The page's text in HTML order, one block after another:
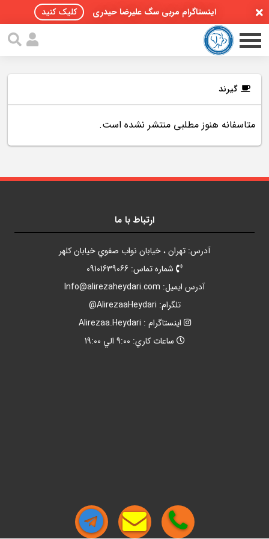
اینستاگرام مربی سگ علیرضا حیدری کلیک کنید
صفحه اصلی
پادکست سگ ها
گیرند
متاسفانه هنوز مطلبی منتشر نشده است.
ارتباط با ما
آدرس: تهران ، خيابان نواب صفوي خيابان کلهر
شماره تماس: 09101639066
آدرس ايميل: Info@alirezaheydari.com
تلگرام: AlirezaaHeydari@
اينستاگرام : Alirezaa.Heydari
ساعات کاري: 9:00 الي 19:00